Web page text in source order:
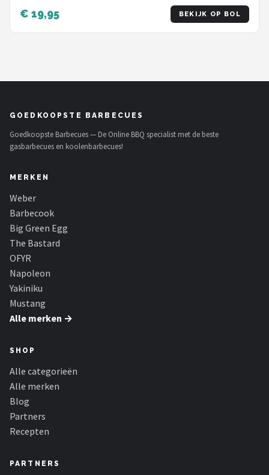
€ 19,95 BEKIJK OP BOL
GOEDKOOPSTE BARBECUES
Goedkoopste Barbecues — De Online BBQ specialist met de beste
gasbarbecues en koolenbarbecues!
MERKEN
Weber
Barbecook
Big Green Egg
The Bastard
OFYR
Napoleon
Yakiniku
Mustang
Alle merken →
SHOP
Alle categorieën
Alle merken
Blog
Partners
Recepten
PARTNERS